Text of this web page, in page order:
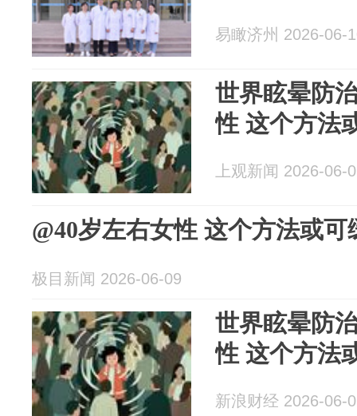
易瞰济州 2026-06-
世界眩晕防
性 这个方法
上观新闻 2026-06-
@40岁左右女性 这个方法或可
极目新闻 2026-06-09
世界眩晕防
性 这个方法
新浪财经 2026-06-